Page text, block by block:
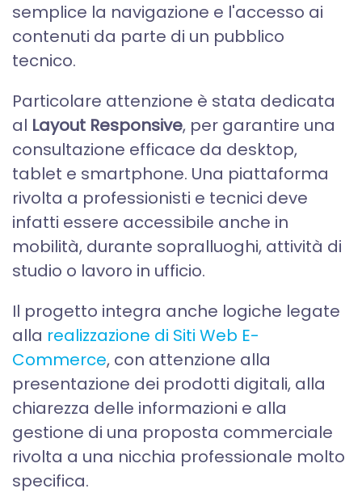
semplice la navigazione e l'accesso ai
contenuti da parte di un pubblico
tecnico.
Particolare attenzione è stata dedicata
al Layout Responsive, per garantire una
consultazione efficace da desktop,
tablet e smartphone. Una piattaforma
rivolta a professionisti e tecnici deve
infatti essere accessibile anche in
mobilità, durante sopralluoghi, attività di
studio o lavoro in ufficio.
Il progetto integra anche logiche legate
alla realizzazione di Siti Web E-
Commerce, con attenzione alla
presentazione dei prodotti digitali, alla
chiarezza delle informazioni e alla
gestione di una proposta commerciale
rivolta a una nicchia professionale molto
specifica.